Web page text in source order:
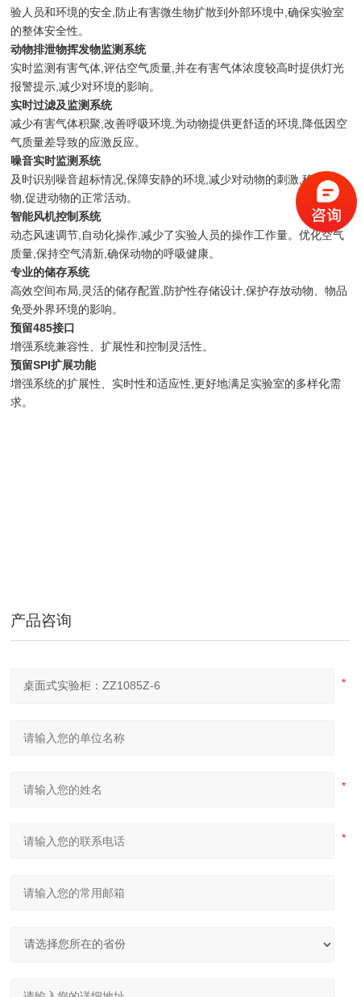
验人员和环境的安全,防止有害微生物扩散到外部环境中,确保实验室
的整体安全性。
动物排泄物挥发物监测系统
实时监测有害气体,评估空气质量,并在有害气体浓度较高时提供灯光
报警提示,减少对环境的影响。
实时过滤及监测系统
减少有害气体积聚,改善呼吸环境,为动物提供更舒适的环境,降低因空
气质量差导致的应激反应。
噪音实时监测系统
及时识别噪音超标情况,保障安静的环境,减少对动物的刺激,稳定动
物,促进动物的正常活动。
智能风机控制系统
动态风速调节,自动化操作,减少了实验人员的操作工作量。优化空气
质量,保持空气清新,确保动物的呼吸健康。
专业的储存系统
高效空间布局,灵活的储存配置,防护性存储设计,保护存放动物、物品
免受外界环境的影响。
预留485接口
增强系统兼容性、扩展性和控制灵活性。
预留SPI扩展功能
增强系统的扩展性、实时性和适应性,更好地满足实验室的多样化需
求。
产品咨询